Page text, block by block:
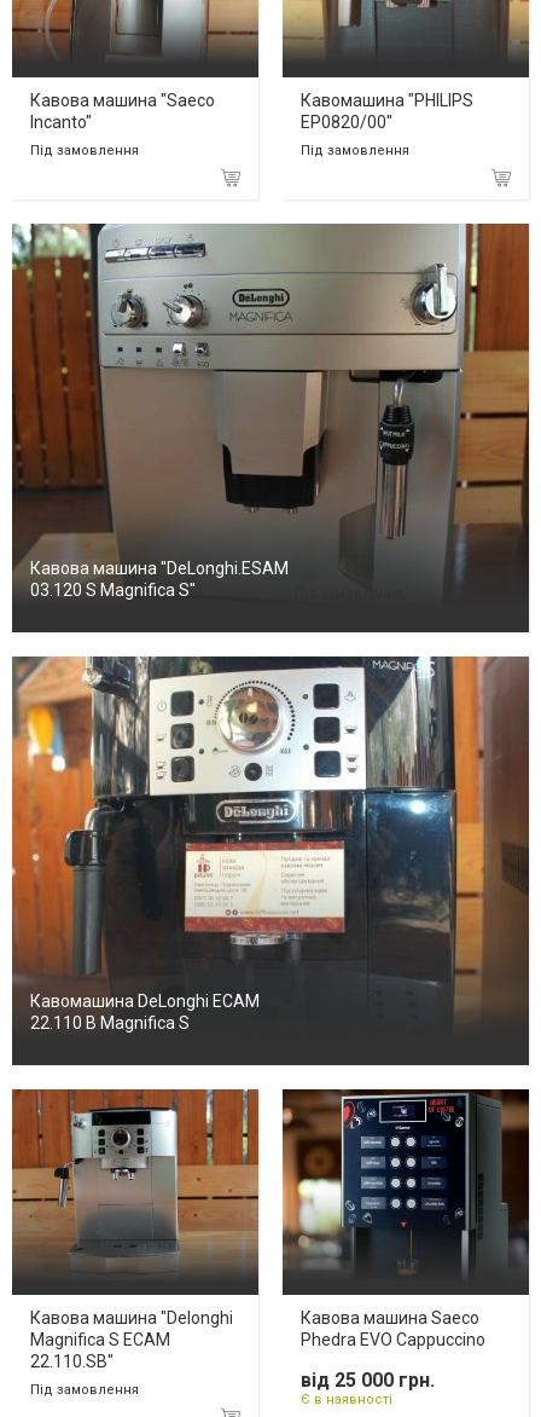
Кавова машина "Saeco
Incanto"
Під замовлення
Кавомашина "PHILIPS
EP0820/00"
Під замовлення
Кавова машина "DeLonghi.ESAM
03.120 S Magnifica S"
Кавомашина DeLonghi ECAM
22.110 B Magnifica S
Кавова машина "Delonghi
Magnifica S ECAM
22.110.SB"
Під замовлення
Кавова машина Saeco
Phedra EVO Cappuccino
від 25 000 грн.
Є в наявності